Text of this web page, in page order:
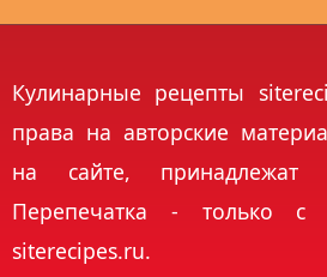
Кулинарные рецепты
права на авторские
на сайте, принадлежат
Перепечатка - только с
siterecipes.ru.